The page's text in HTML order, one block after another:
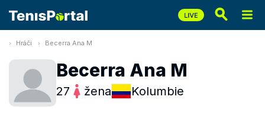
Hráči Becerra Ana M
Becerra Ana M
27 žena Kolumbie